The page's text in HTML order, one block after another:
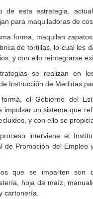
de esta estrategia,
para maquiladoras de
forma, maquilan
de tortillas, lo cual les
y con ello reintegrarse
se realizan en
Instrucción de Medidas
el Gobierno del
impulsar un sistema que
y con ello se
interviene el
de Promoción del
que se imparten son
hoja de maíz,
cartonería.